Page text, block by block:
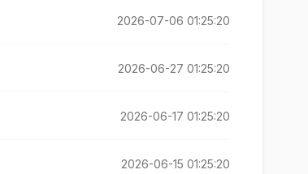
2026-07-06 01:25:20
2026-06-27 01:25:20
2026-06-17 01:25:20
2026-06-15 01:25:20